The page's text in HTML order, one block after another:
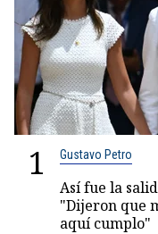
1 Gustavo Petro
Así fue la
"Dijeron que
aquí cumplo"